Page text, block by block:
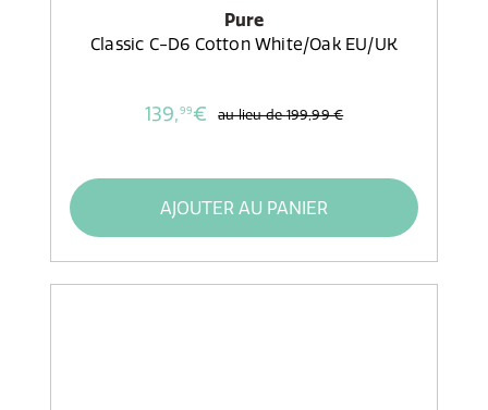
Pure
Classic C-D6 Cotton White/Oak EU/UK
139,99€ au lieu de199,99 €
AJOUTER AU PANIER